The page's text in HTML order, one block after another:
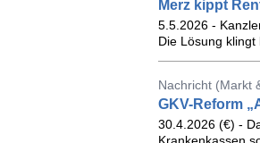
Merz kippt
5.5.2026 -
Die Lösung klingt
Nachricht (Markt
GKV-Reform
30.4.2026 (€) -